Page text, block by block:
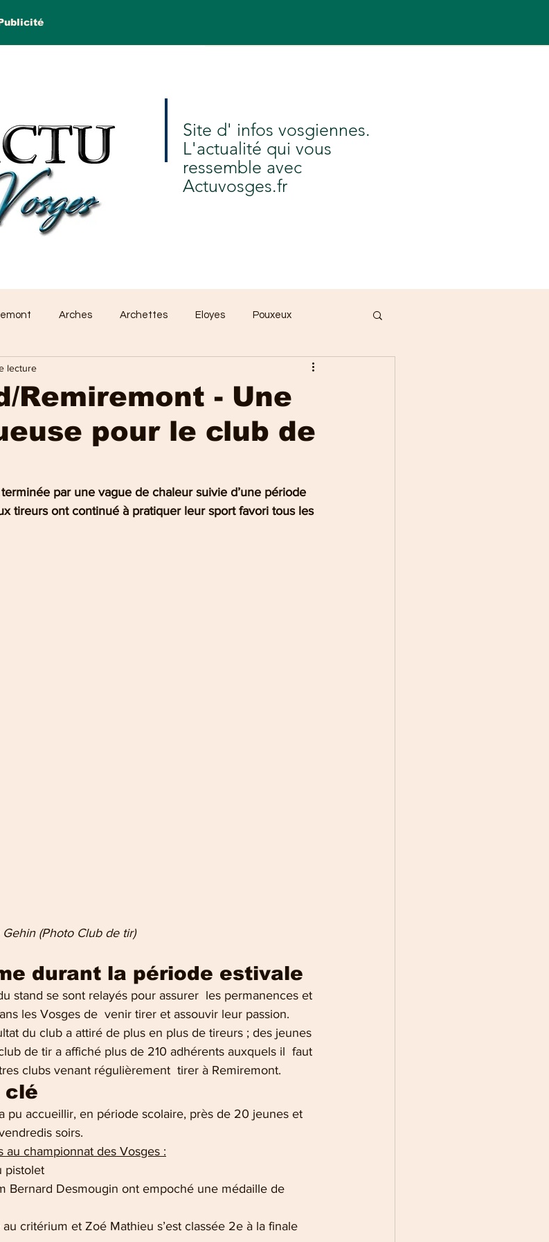
Arches Archettes Eloyes Pouxeux
Saint-Amé Vecoux
en vosges Mirecourt Culture en vosges Gérardmer
Remiremont - Une
pour le club de
lecture
par une vague de chaleur suivie d’une période
tireurs ont continué à pratiquer leur sport favori tous les
Gehin (Photo Club de tir)
durant la période estivale
stand se sont relayés pour assurer  les permanences et
les Vosges de  venir tirer et assouvir leur passion.
du club a attiré de plus en plus de tireurs ; des jeunes
de tir a affiché plus de 210 adhérents auxquels il  faut
clubs venant régulièrement  tirer à Remiremont.
clé
pu accueillir, en période scolaire, près de 20 jeunes et
soirs.
au championnat des Vosges :
pistolet
Bernard Desmougin ont empoché une médaille de
critérium et Zoé Mathieu s’est classée 2e à la finale
Site d' infos vosgiennes.
L'actualité qui vous
ressemble avec
Actuvosges.fr